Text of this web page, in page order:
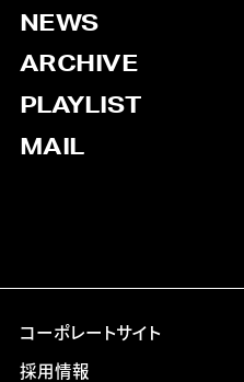
NEWS
ARCHIVE
PLAYLIST
MAIL
コーポレートサイト
採用情報